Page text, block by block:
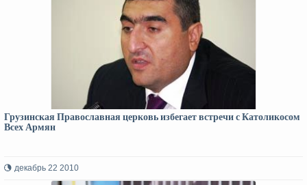
Грузинская Православная церковь избегает встречи с Католикосом
Всех Армян
декабрь 22 2010